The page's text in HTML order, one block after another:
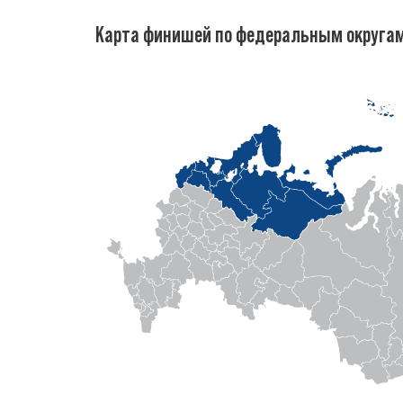
Карта финишей по федеральным